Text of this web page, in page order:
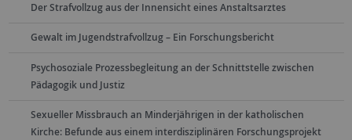
Der Strafvollzug aus der Innensicht eines Anstaltsarztes
Gewalt im Jugendstrafvollzug – Ein Forschungsbericht
Psychosoziale Prozessbegleitung an der Schnittstelle zwischen
Pädagogik und Justiz
Sexueller Missbrauch an Minderjährigen in der katholischen
Kirche: Befunde aus einem interdisziplinären Forschungsprojekt